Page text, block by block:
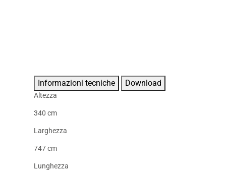
Informazioni tecniche Download
Altezza
340 cm
Larghezza
747 cm
Lunghezza